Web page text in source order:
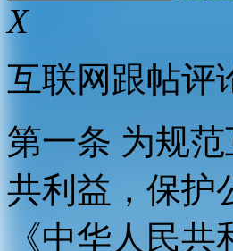
X
互联网跟帖评
第一条 为规
共利益，保护
《中华人民